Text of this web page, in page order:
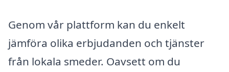
Genom vår plattform kan du enkelt
jämföra olika erbjudanden och tjänster
från lokala smeder. Oavsett om du